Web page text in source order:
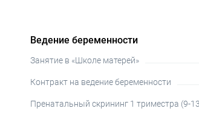
Ведение беременности
Занятие в «Школе матерей»
Контракт на ведение беременности
Пренатальный скрининг 1 триместра (9-